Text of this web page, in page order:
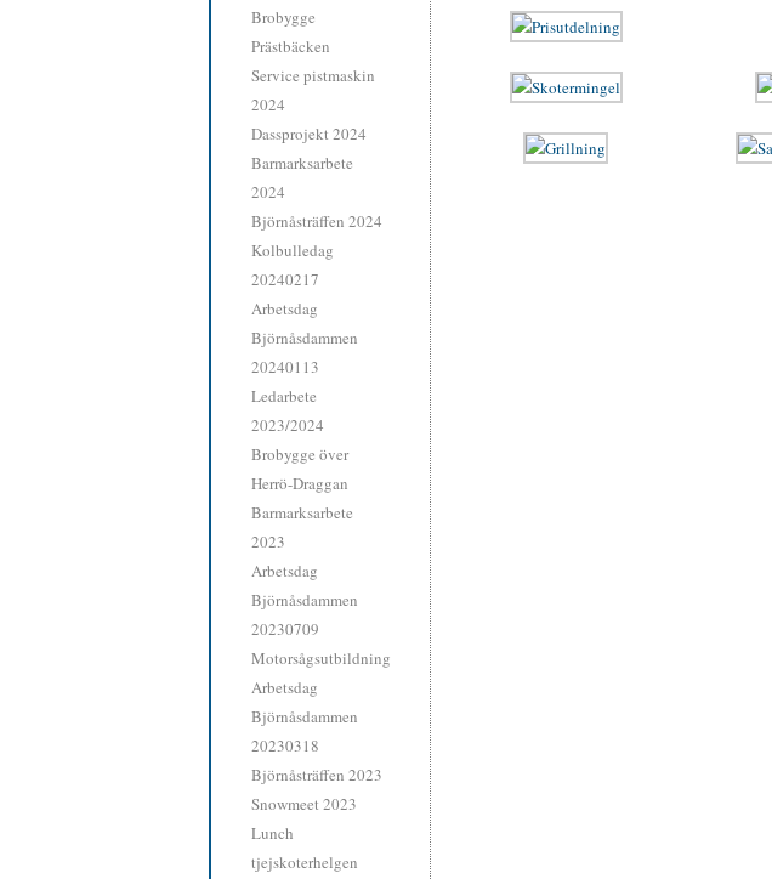
Brobygge
Prästbäcken
Service pistmaskin
2024
Dassprojekt 2024
Barmarksarbete
2024
Björnåsträffen 2024
Kolbulledag
20240217
Arbetsdag
Björnåsdammen
20240113
Ledarbete
2023/2024
Brobygge över
Herrö-Draggan
Barmarksarbete
2023
Arbetsdag
Björnåsdammen
20230709
Motorsågsutbildning
Arbetsdag
Björnåsdammen
20230318
Björnåsträffen 2023
Snowmeet 2023
Lunch
tjejskoterhelgen